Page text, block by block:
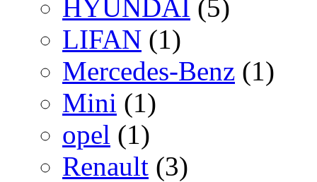
HYUNDAI (5)
LIFAN (1)
Mercedes-Benz (1)
Mini (1)
opel (1)
Renault (3)